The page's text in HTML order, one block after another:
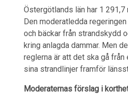
Östergötlands län har 1
Den moderatledda
och bäckar från strandskydd
kring anlagda dammar. Men
reglerna är att det ska gå
sina strandlinjer framför
Moderaternas förslag i